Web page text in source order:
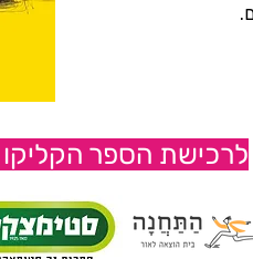
לרכישת הספר הקליקו